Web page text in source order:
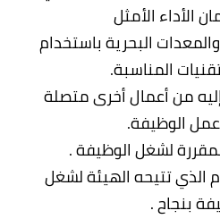
الأداء الأمثل
البحرية باستخدام
المناسبة.
من أعمال أخرى متصلة
الوظيفة.
المقررة لشغل الوظيفة .
الذي تتيحه الهيئة لشغل
بنجاح .